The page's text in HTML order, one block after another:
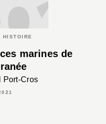
HISTOIRE
marines de
Port-Cros